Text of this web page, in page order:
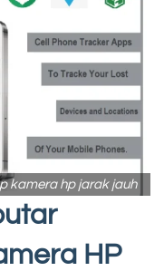
kamera hp jarak jauh
HP